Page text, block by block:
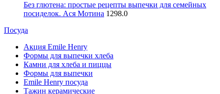
Без глютена: простые рецепты выпечки для семейных
посиделок. Ася Мотина 1298.0
Посуда
Акция Emile Henry
Формы для выпечки хлеба
Камни для хлеба и пиццы
Формы для выпечки
Emile Henry посуда
Тажин керамические